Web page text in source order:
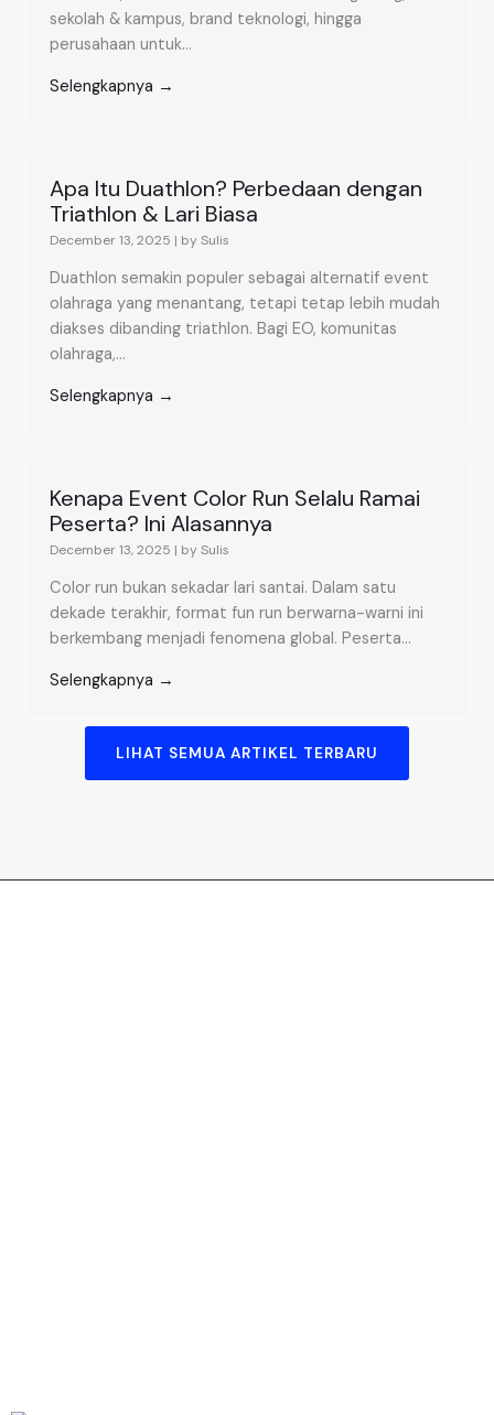
sekolah & kampus, brand teknologi, hingga
perusahaan untuk...
Selengkapnya →
Apa Itu Duathlon? Perbedaan dengan
Triathlon & Lari Biasa
December 13, 2025 | by Sulis
Duathlon semakin populer sebagai alternatif event
olahraga yang menantang, tetapi tetap lebih mudah
diakses dibanding triathlon. Bagi EO, komunitas
olahraga,...
Selengkapnya →
Kenapa Event Color Run Selalu Ramai
Peserta? Ini Alasannya
December 13, 2025 | by Sulis
Color run bukan sekadar lari santai. Dalam satu
dekade terakhir, format fun run berwarna-warni ini
berkembang menjadi fenomena global. Peserta...
Selengkapnya →
LIHAT SEMUA ARTIKEL TERBARU